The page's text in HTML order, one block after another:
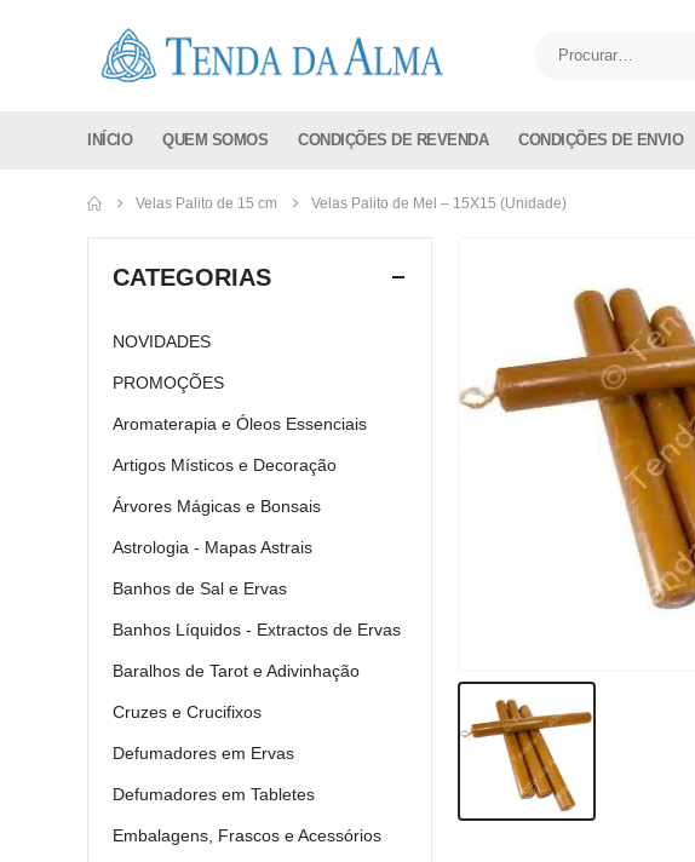
INÍCIO QUEM SOMOS CONDIÇÕES DE REVENDA CONDIÇÕES DE ENVIO
Velas Palito de 15 cm Velas Palito de Mel – 15X15 (Unidade)
CATEGORIAS
NOVIDADES
PROMOÇÕES
Aromaterapia e Óleos Essenciais
Artigos Místicos e Decoração
Árvores Mágicas e Bonsais
Astrologia - Mapas Astrais
Banhos de Sal e Ervas
Banhos Líquidos - Extractos de Ervas
Baralhos de Tarot e Adivinhação
Cruzes e Crucifixos
Defumadores em Ervas
Defumadores em Tabletes
Embalagens, Frascos e Acessórios